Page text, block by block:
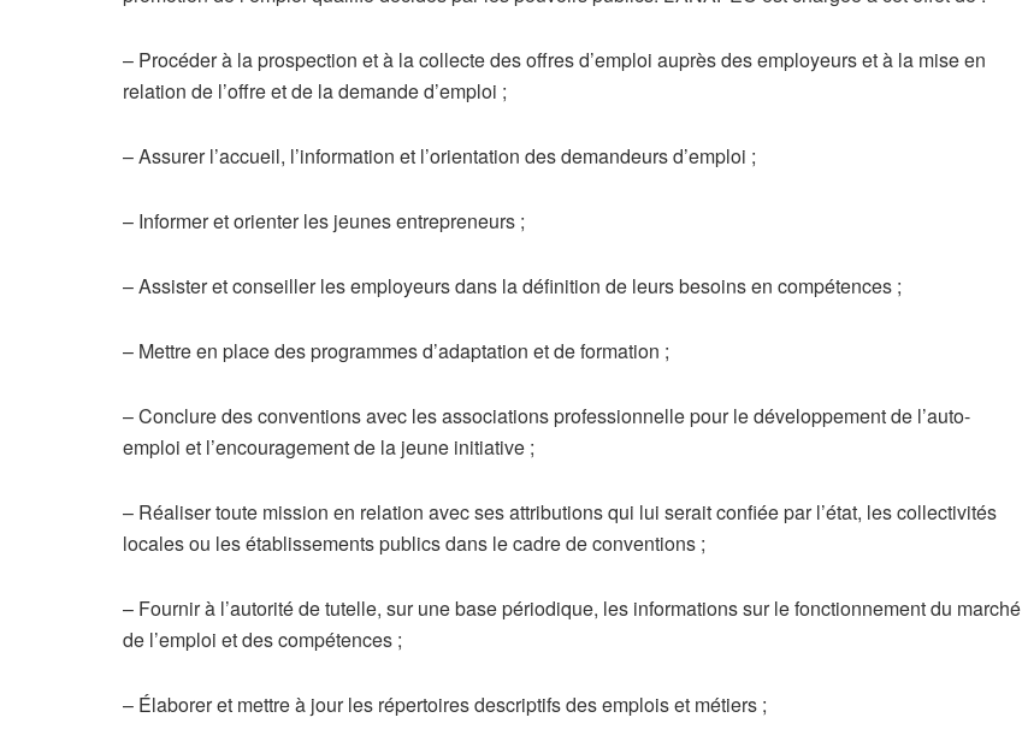
– Procéder à la prospection et à la collecte des offres d’emploi auprès des employeurs et à la mise en
relation de l’offre et de la demande d’emploi ;
– Assurer l’accueil, l’information et l’orientation des demandeurs d’emploi ;
– Informer et orienter les jeunes entrepreneurs ;
– Assister et conseiller les employeurs dans la définition de leurs besoins en compétences ;
– Mettre en place des programmes d’adaptation et de formation ;
– Conclure des conventions avec les associations professionnelle pour le développement de l’auto-
emploi et l’encouragement de la jeune initiative ;
– Réaliser toute mission en relation avec ses attributions qui lui serait confiée par l’état, les collectivités
locales ou les établissements publics dans le cadre de conventions ;
– Fournir à l’autorité de tutelle, sur une base périodique, les informations sur le fonctionnement du marché
de l’emploi et des compétences ;
– Élaborer et mettre à jour les répertoires descriptifs des emplois et métiers ;